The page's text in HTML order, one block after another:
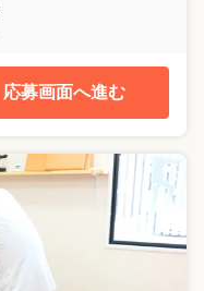
応募画面へ進む